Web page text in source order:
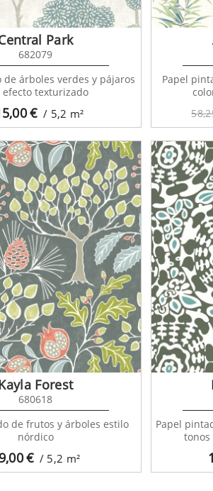
€ / 5,2 m²
Park
682079
de árboles verdes y pájaros
efecto texturizado
Papel
€ / 5,2 m²
Forest
680618
de frutos y árboles estilo
nórdico
Papel
tonos